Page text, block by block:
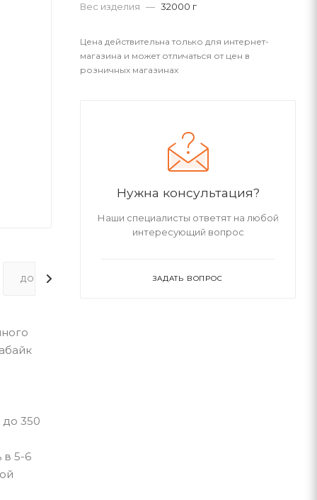
ДОПОЛНИТЕЛЬНО
350
в 5-6
Вес изделия — 32000 г
Цена действительна только для интернет-
магазина и может отличаться от цен в
розничных магазинах
Нужна консультация?
Наши специалисты ответят на любой
интересующий вопрос
ЗАДАТЬ ВОПРОС